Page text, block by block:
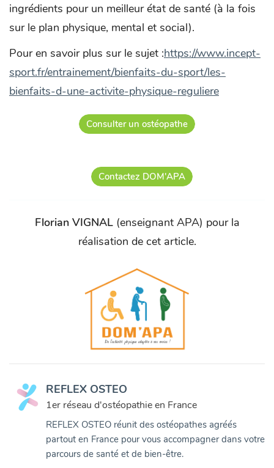
ingrédients pour un meilleur état de santé (à la fois
sur le plan physique, mental et social).
Pour en savoir plus sur le sujet :https://www.incept-
sport.fr/entrainement/bienfaits-du-sport/les-
bienfaits-d-une-activite-physique-reguliere
Consulter un ostéopathe
Contactez DOM'APA
Florian VIGNAL(enseignant APA) pour la
réalisation de cet article.
REFLEX OSTEO
1er réseau d'ostéopathie en France
REFLEX OSTEO réunit des ostéopathes agréés
partout en France pour vous accompagner dans votre
parcours de santé et de bien-être.